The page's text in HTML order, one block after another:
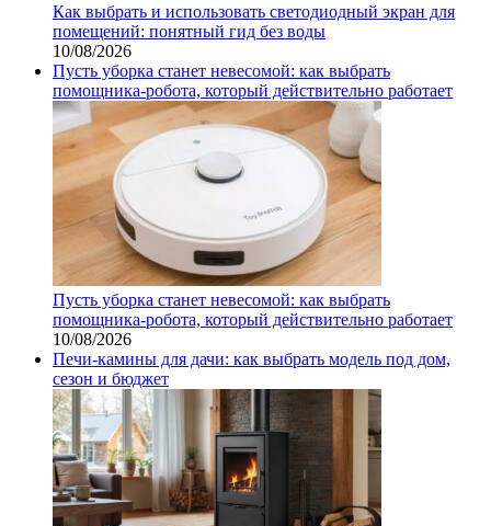
Как выбрать и использовать светодиодный экран для
помещений: понятный гид без воды
10/08/2026
Пусть уборка станет невесомой: как выбрать
помощника‑робота, который действительно работает
Пусть уборка станет невесомой: как выбрать
помощника‑робота, который действительно работает
10/08/2026
Печи-камины для дачи: как выбрать модель под дом,
сезон и бюджет